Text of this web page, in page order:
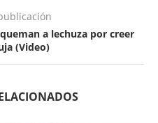
a lechuza por creer
(Video)